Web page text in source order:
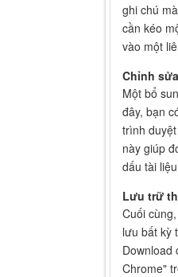
ghi chú
cần kéo
vào một
Chỉnh
Một bổ
đây, bạn
trình
này giúp
dấu tài
Lưu trữ
Cuối
lưu bất kỳ
Download
Chrome"